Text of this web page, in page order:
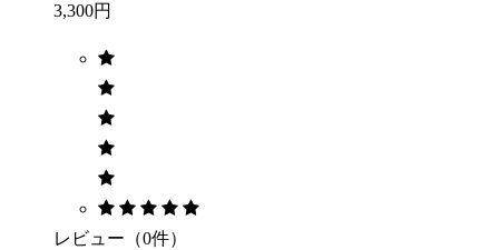
3,300円
レビュー（0件）